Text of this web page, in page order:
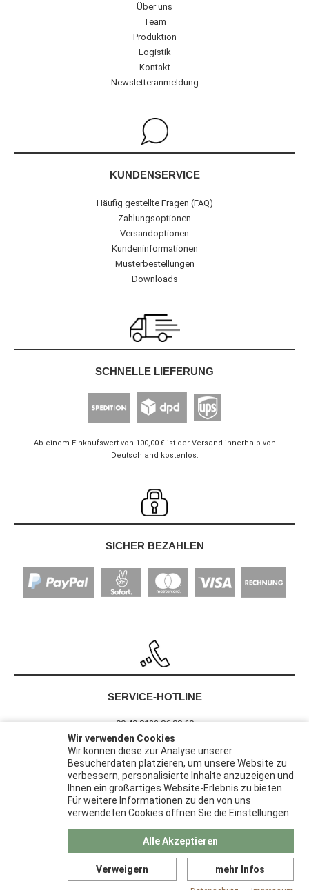
Über uns
Team
Produktion
Logistik
Kontakt
Newsletteranmeldung
KUNDENSERVICE
Häufig gestellte Fragen (FAQ)
Zahlungsoptionen
Versandoptionen
Kundeninformationen
Musterbestellungen
Downloads
SCHNELLE LIEFERUNG
Ab einem Einkaufswert von 100,00 € ist der Versand innerhalb von
Deutschland kostenlos.
SICHER BEZAHLEN
SERVICE-HOTLINE
00 49 8122 86 88 60
© 2026 | Pack-Haus ist eine Marke derPapier Karl GmbH &
Barrierefreiheit
Widerrufsrecht
Datenschutz
AGB
Impressum
Wir verwenden Cookies
Wir können diese zur Analyse unserer
Besucherdaten platzieren, um unsere Website zu
verbessern, personalisierte Inhalte anzuzeigen und
Ihnen ein großartiges Website-Erlebnis zu bieten.
Für weitere Informationen zu den von uns
verwendeten Cookies öffnen Sie die Einstellungen.
Verweigern
Alle Akzeptieren
mehr Infos